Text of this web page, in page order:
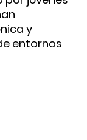
y
entornos